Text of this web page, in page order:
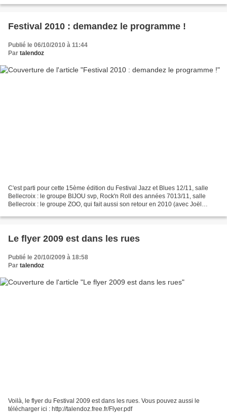
Festival 2010 : demandez le programme !
Publié le 06/10/2010 à 11:44
Par talendoz
C'est parti pour cette 15ème édition du Festival Jazz et Blues 12/11, salle
Bellecroix : le groupe BIJOU svp, Rock'n Roll des années 7013/11, salle
Bellecroix : le groupe ZOO, qui fait aussi son retour en 2010 (avec Joël
Le flyer 2009 est dans les rues
Publié le 20/10/2009 à 18:58
Par talendoz
Voilà, le flyer du Festival 2009 est dans les rues. Vous pouvez aussi le
télécharger ici : http://talendoz.free.fr/Flyer.pdf